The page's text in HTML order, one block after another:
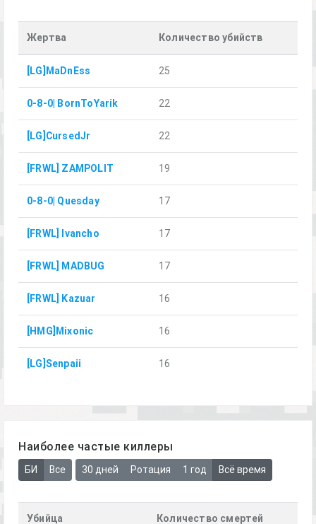
Жертва Количество убийств
[LG]MaDnEss 25
0-8-0| BornToYarik 22
[LG]CursedJr 22
[FRWL] ZAMPOLIT 19
0-8-0| Quesday 17
[FRWL] Ivancho 17
[FRWL] MADBUG 17
[FRWL] Kazuar 16
[HMG]Mixonic 16
[LG]Senpaii 16
Наиболее частые киллеры
БИ Все 30 дней Ротация 1 год Всё время
Убийца Количество смертей